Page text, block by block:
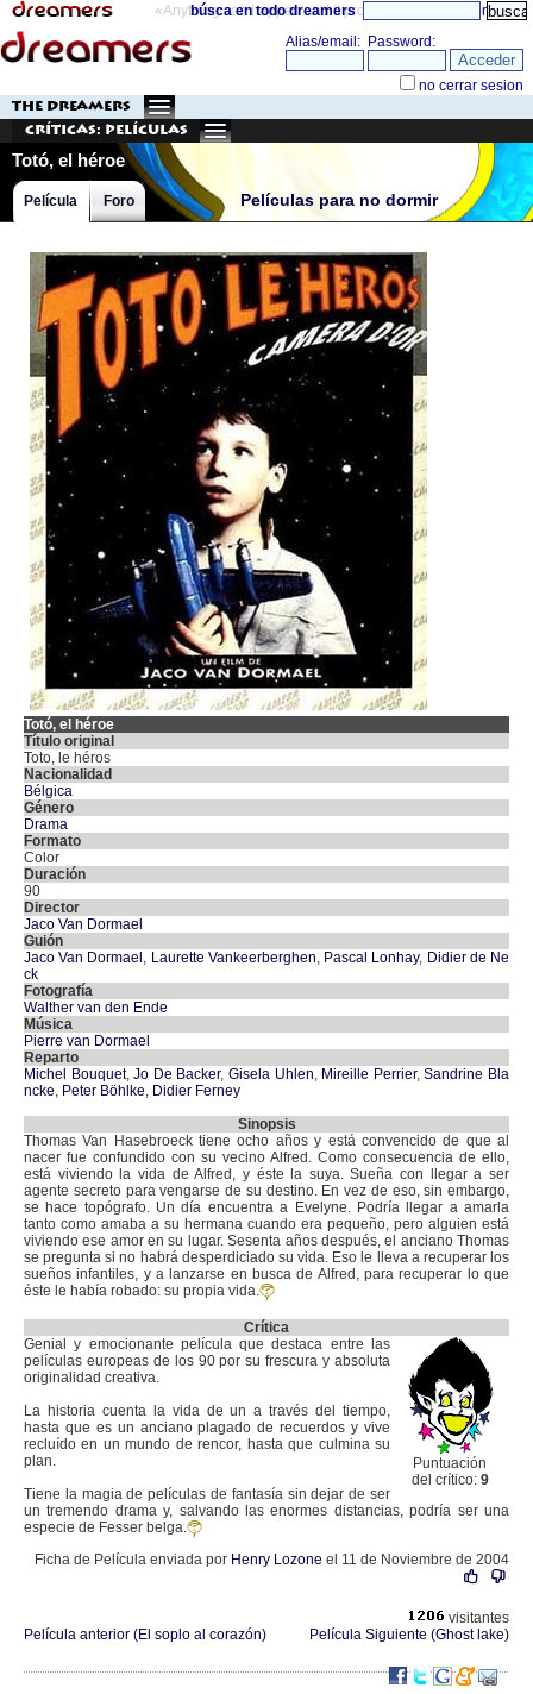
«Anything can happen and it probably will» directorio
búsca en todo dreamers
THE DREAMERS
Críticas: Películas
Totó, el héroe
Películas para no dormir
Película Foro
Totó, el héroe
Título original
Toto, le héros
Nacionalidad
Bélgica
Género
Drama
Formato
Color
Duración
90
Director
Jaco Van Dormael
Guión
Jaco Van Dormael , Laurette Vankeerberghen, Pascal Lonhay, Didier de Ne
ck
Fotografía
Walther van den Ende
Música
Pierre van Dormael
Reparto
Michel Bouquet,Jo De Backer,Gisela Uhlen, Mireille Perrier,Sandrine Bla
ncke, Peter Böhlke, Didier Ferney
Sinopsis
Thomas Van Hasebroeck tiene ocho años y está convencido de que al
nacer fue confundido con su vecino Alfred. Como consecuencia de ello,
está viviendo la vida de Alfred, y éste la suya. Sueña con llegar a ser
agente secreto para vengarse de su destino. En vez de eso, sin embargo,
se hace topógrafo. Un día encuentra a Evelyne. Podría llegar a amarla
tanto como amaba a su hermana cuando era pequeño, pero alguien está
viviendo ese amor en su lugar. Sesenta años después, el anciano Thomas
se pregunta si no habrá desperdiciado su vida. Eso le lleva a recuperar los
sueños infantiles, y a lanzarse en busca de Alfred, para recuperar lo que
éste le había robado: su propia vida.
Crítica
Puntuación
del crítico: 9
Genial y emocionante película que destaca entre las
películas europeas de los 90 por su frescura y absoluta
originalidad creativa.
La historia cuenta la vida de un a través del tiempo,
hasta que es un anciano plagado de recuerdos y vive
recluído en un mundo de rencor, hasta que culmina su
plan.
Tiene la magia de películas de fantasía sin dejar de ser
un tremendo drama y, salvando las enormes distancias, podría ser una
especie de Fesser belga.
Ficha de Película enviada por Henry Lozone el 11 de Noviembre de 2004
visitantes
Película anterior (El soplo al corazón)
Película Siguiente (Ghost lake)